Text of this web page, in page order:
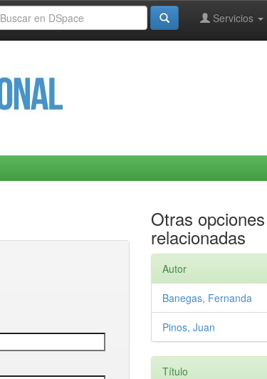
Servicios
Otras opciones
relacionadas
Autor
Banegas, Fernanda
Pinos, Juan
Título